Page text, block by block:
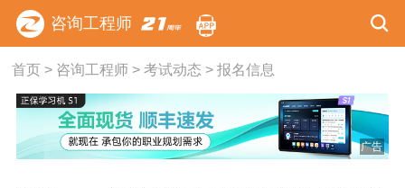
咨询工程师
首页> 咨询工程师> 考试动态 > 报名信息
广告